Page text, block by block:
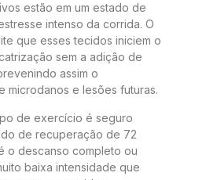
estão em um estado de
intenso da corrida. O
que esses tecidos iniciem o
sem a adição de
assim o
microdanos e lesões futuras.
de exercício é seguro
de recuperação de 72
o descanso completo ou
baixa intensidade que